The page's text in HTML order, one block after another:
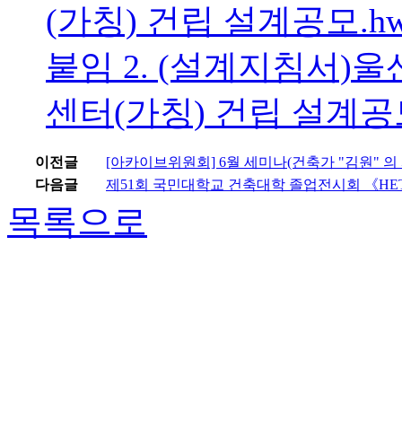
(가칭) 건립 설계공모
붙임 2. (설계지침서)
센터(가칭) 건립 설계공
이전글
[아카이브위원회] 6월 세미나(건축가 "김원"
다음글
제51회 국민대학교 건축대학 졸업전시회 《
목록으로